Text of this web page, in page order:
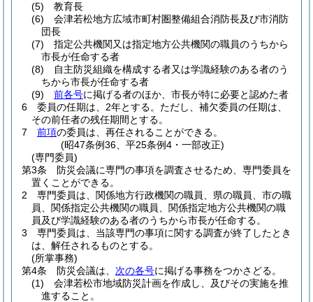
(5)
教育長
(6)
会津若松地方広域市町村圏整備組合消防長及び市消防
団長
(7)
指定公共機関又は指定地方公共機関の職員のうちから
市長が任命する者
(8)
自主防災組織を構成する者又は学識経験のある者のう
ちから市長が任命する者
(9)
前各号に掲げる者のほか、市長が特に必要と認めた者
6
委員の任期は、2年とする。 ただし、補欠委員の任期は、
その前任者の残任期間とする。
7
前項の委員は、再任されることができる。
(昭47条例36、平25条例4・一部改正)
(専門委員)
第3条
防災会議に専門の事項を調査させるため、専門委員を
置くことができる。
2
専門委員は、関係地方行政機関の職員、県の職員、市の職
員、関係指定公共機関の職員、関係指定地方公共機関の職
員及び学識経験のある者のうちから市長が任命する。
3
専門委員は、当該専門の事項に関する調査が終了したとき
は、解任されるものとする。
(所掌事務)
第4条
防災会議は、 次の各号に掲げる事務をつかさどる。
(1)
会津若松市地域防災計画を作成し、及びその実施を推
進すること。